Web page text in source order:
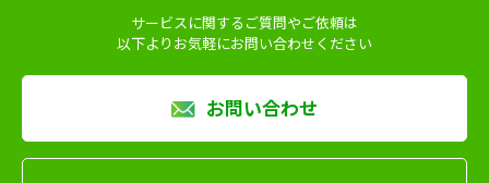
サービスに関するご質問やご依頼は
以下よりお気軽にお問い合わせください
お問い合わせ